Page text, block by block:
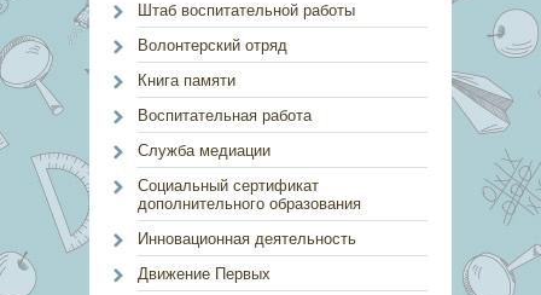
Штаб воспитательной работы
Волонтерский отряд
Книга памяти
Воспитательная работа
Служба медиации
Социальный сертификат
дополнительного образования
Инновационная деятельность
Движение Первых